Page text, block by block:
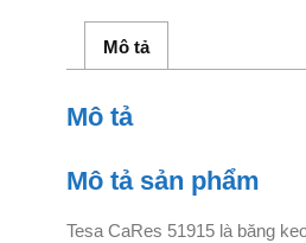
Mô tả
Mô tả
Mô tả sản phẩm
Tesa CaRes 51915 là băng